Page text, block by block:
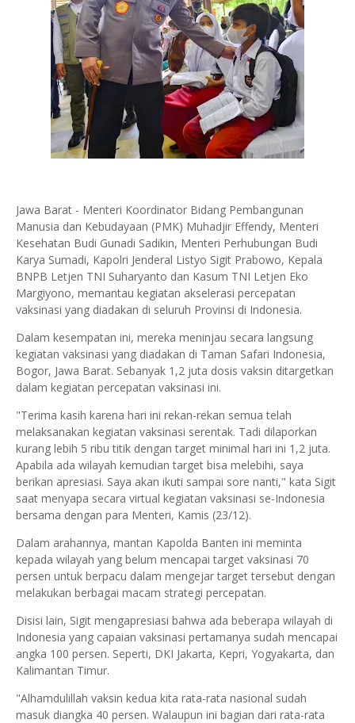
Jawa Barat - Menteri Koordinator Bidang Pembangunan
Manusia dan Kebudayaan (PMK) Muhadjir Effendy, Menteri
Kesehatan Budi Gunadi Sadikin, Menteri Perhubungan Budi
Karya Sumadi, Kapolri Jenderal Listyo Sigit Prabowo, Kepala
BNPB Letjen TNI Suharyanto dan Kasum TNI Letjen Eko
Margiyono, memantau kegiatan akselerasi percepatan
vaksinasi yang diadakan di seluruh Provinsi di Indonesia.
Dalam kesempatan ini, mereka meninjau secara langsung
kegiatan vaksinasi yang diadakan di Taman Safari Indonesia,
Bogor, Jawa Barat. Sebanyak 1,2 juta dosis vaksin ditargetkan
dalam kegiatan percepatan vaksinasi ini.
"Terima kasih karena hari ini rekan-rekan semua telah
melaksanakan kegiatan vaksinasi serentak. Tadi dilaporkan
kurang lebih 5 ribu titik dengan target minimal hari ini 1,2 juta.
Apabila ada wilayah kemudian target bisa melebihi, saya
berikan apresiasi. Saya akan ikuti sampai sore nanti," kata Sigit
saat menyapa secara virtual kegiatan vaksinasi se-Indonesia
bersama dengan para Menteri, Kamis (23/12).
Dalam arahannya, mantan Kapolda Banten ini meminta
kepada wilayah yang belum mencapai target vaksinasi 70
persen untuk berpacu dalam mengejar target tersebut dengan
melakukan berbagai macam strategi percepatan.
Disisi lain, Sigit mengapresiasi bahwa ada beberapa wilayah di
Indonesia yang capaian vaksinasi pertamanya sudah mencapai
angka 100 persen. Seperti, DKI Jakarta, Kepri, Yogyakarta, dan
Kalimantan Timur.
"Alhamdulillah vaksin kedua kita rata-rata nasional sudah
masuk diangka 40 persen. Walaupun ini bagian dari rata-rata